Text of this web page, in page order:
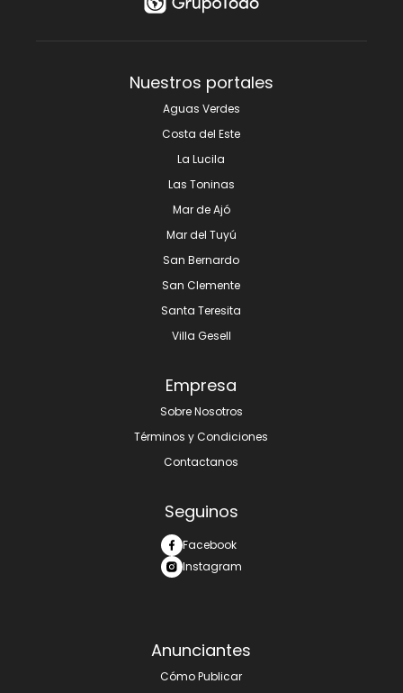
Nuestros portales
Aguas Verdes
Costa del Este
La Lucila
Las Toninas
Mar de Ajó
Mar del Tuyú
San Bernardo
San Clemente
Santa Teresita
Villa Gesell
Empresa
Sobre Nosotros
Términos y Condiciones
Contactanos
Seguinos
Facebook
Instagram
Anunciantes
Cómo Publicar